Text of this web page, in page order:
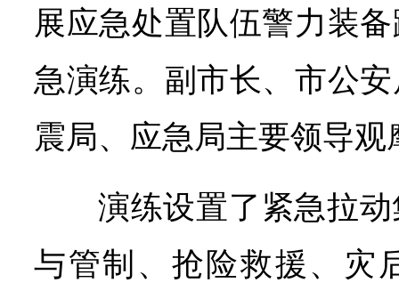
展应急处置队伍警力装
急演练。副市长、市公
震局、应急局主要领导观
演练设置了紧急拉
与管制、抢险救援、灾